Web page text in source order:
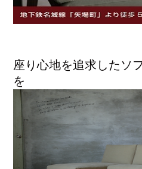
座り心地を追求したソ
を